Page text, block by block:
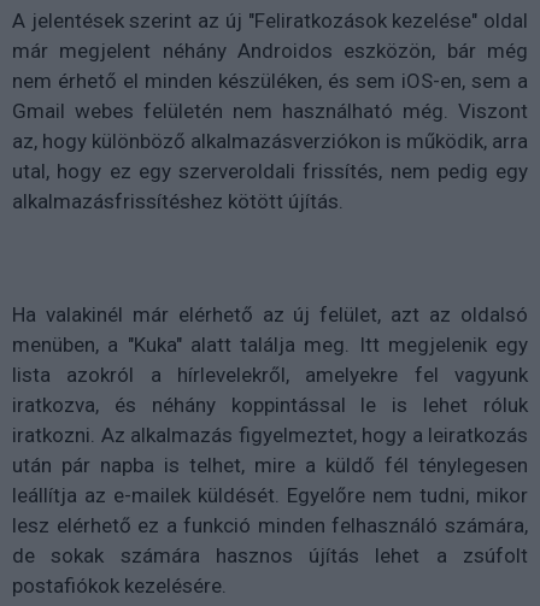
A jelentések szerint az új "Feliratkozások kezelése" oldal
már megjelent néhány Androidos eszközön, bár még
nem érhető el minden készüléken, és sem iOS-en, sem a
Gmail webes felületén nem használható még. Viszont
az, hogy különböző alkalmazásverziókon is működik, arra
utal, hogy ez egy szerveroldali frissítés, nem pedig egy
alkalmazásfrissítéshez kötött újítás.
Ha valakinél már elérhető az új felület, azt az oldalsó
menüben, a "Kuka" alatt találja meg. Itt megjelenik egy
lista azokról a hírlevelekről, amelyekre fel vagyunk
iratkozva, és néhány koppintással le is lehet róluk
iratkozni. Az alkalmazás figyelmeztet, hogy a leiratkozás
után pár napba is telhet, mire a küldő fél ténylegesen
leállítja az e-mailek küldését. Egyelőre nem tudni, mikor
lesz elérhető ez a funkció minden felhasználó számára,
de sokak számára hasznos újítás lehet a zsúfolt
postafiókok kezelésére.